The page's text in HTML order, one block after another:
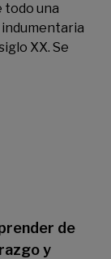
todo una
XX. Se
de
y